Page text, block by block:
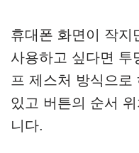
휴대폰 화면이 작지
사용하고 싶다면 투
프 제스처 방식으로
있고 버튼의 순서
니다.